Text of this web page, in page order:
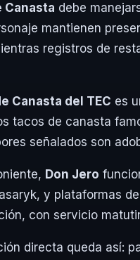
Canasta debe
mantienen
registros de
Canasta del TEC es
tacos de canasta
señalados son
Don Jero
y plataformas
con servicio
directa queda así: